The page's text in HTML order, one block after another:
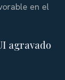
en el
agravado